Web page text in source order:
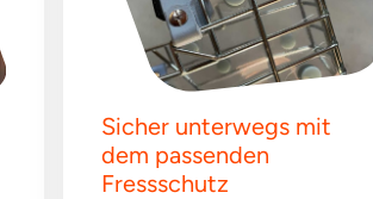
Sicher unterwegs mit
dem passenden
Fressschutz